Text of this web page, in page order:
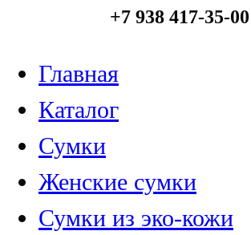
+7 938 417-35-00
Главная
Каталог
Сумки
Женские сумки
Сумки из эко-кожи